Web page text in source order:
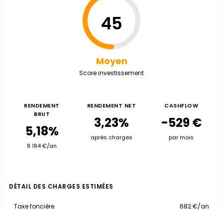
45
Moyen
Score investissement
RENDEMENT
BRUT
5,18%
8 184 €/an
RENDEMENT NET
3,23%
après charges
CASHFLOW
-529 €
par mois
DÉTAIL DES CHARGES ESTIMÉES
Taxe foncière 682 €/an